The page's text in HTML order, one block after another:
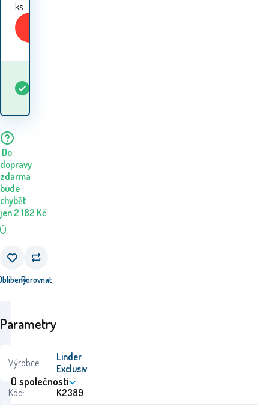
ks
Do
dopravy
zdarma
bude
chybět
jen 2 182 Kč
Porovnat
Parametry
Výrobce:
Linder
Exclusiv
Kód:
K2389
O společnosti